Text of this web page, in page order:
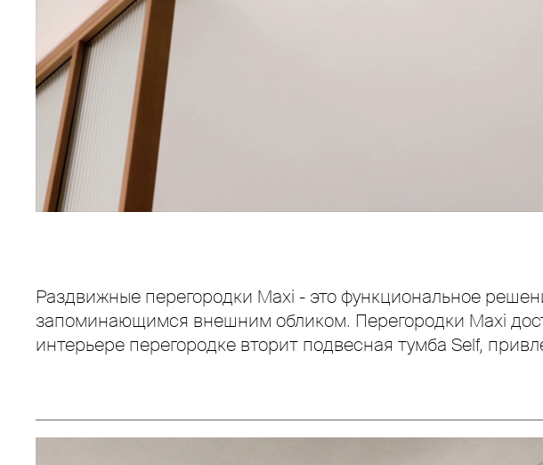
Раздвижные перегородки Maxi - это функциональное
запоминающимся внешним обликом. Перегородки Maxi
интерьере перегородке вторит подвесная тумба Self,